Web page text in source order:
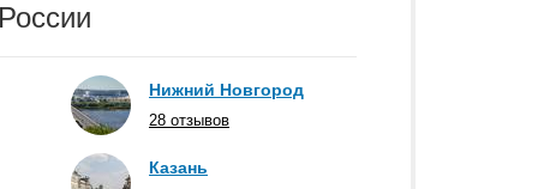
Нижний Новгород
28 отзывов
Казань